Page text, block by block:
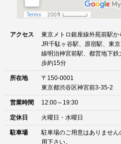
アクセス
東京メトロ銀座線外苑前駅か
JR千駄ヶ谷駅、原宿駅、東
線明治神宮前駅、都営地下
歩約15分
所在地
〒150-0001
東京都渋谷区神宮前3-35-2
営業時間 12:00～19:30
定休日 火曜日・水曜日
駐車場
駐車場のご用意はありませ
用下さい。